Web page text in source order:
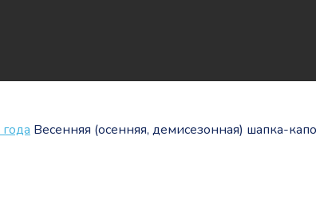
Весенняя (осенняя, демисезонная) шапка-